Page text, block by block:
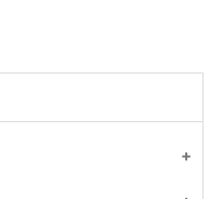
Tất Cả Mặt Hàng